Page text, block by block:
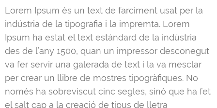
Lorem Ipsum és un text de farciment usat per la
indústria de la tipografia i la impremta. Lorem
Ipsum ha estat el text estàndard de la indústria
des de l’any 1500, quan un impressor desconegut
va fer servir una galerada de text i la va mesclar
per crear un llibre de mostres tipogràfiques. No
només ha sobreviscut cinc segles, sinó que ha fet
el salt cap a la creació de tipus de lletra